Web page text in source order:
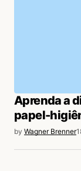
Aprenda a
papel-
by Wagner Brenner